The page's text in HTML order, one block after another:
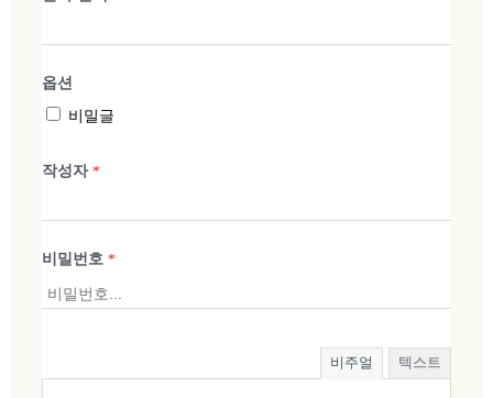
옵션
비밀글
작성자 *
비밀번호 *
비주얼 텍스트